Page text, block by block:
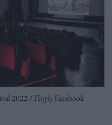
2022 / Πηγή: Facebook